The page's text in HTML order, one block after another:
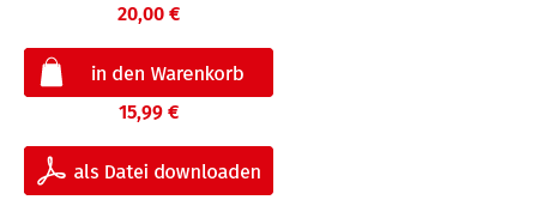
20,00 €
15,99 €